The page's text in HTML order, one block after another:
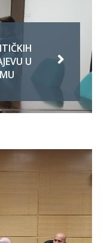
U